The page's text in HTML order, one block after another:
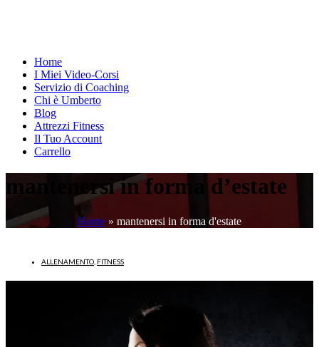
Home
I Miei Video-Corsi
Servizio di Coaching
Chi è Umberto
Blog
Attrezzi Fitness
Il Tuo Account
Carrello
mantenersi in forma d’estate
Home » mantenersi in forma d'estate
ALLENAMENTO FITNESS